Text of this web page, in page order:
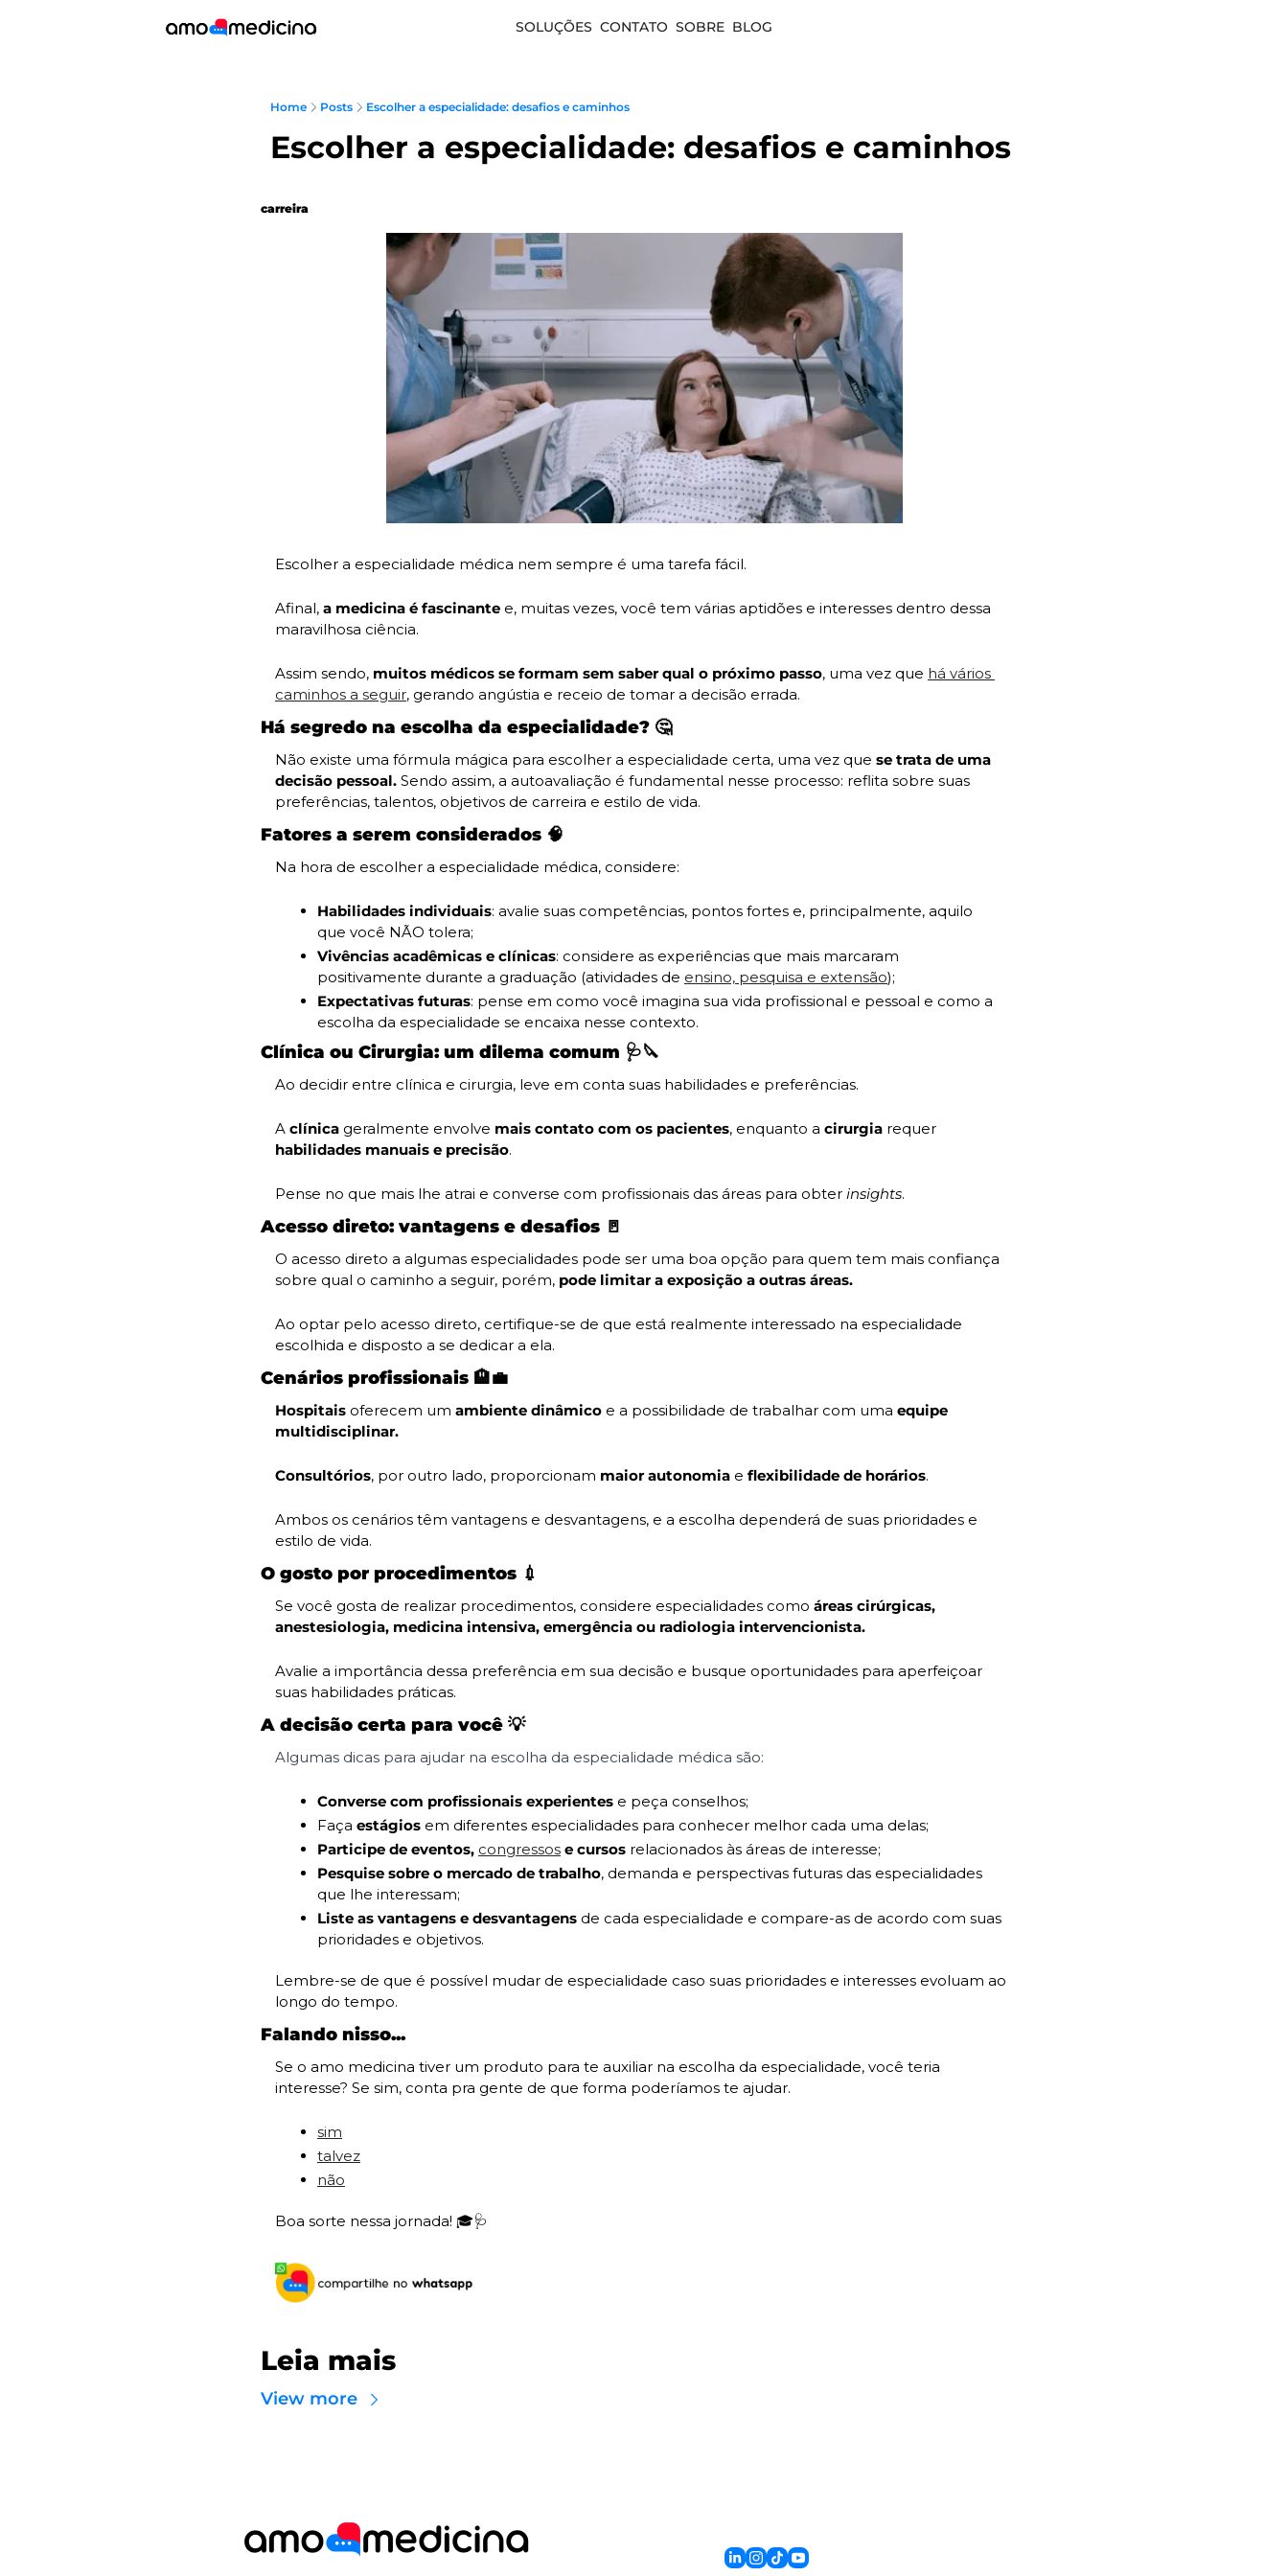
SOLUÇÕES CONTATO SOBRE BLOG
Home Posts Escolher a especialidade: desafios e caminhos
carreira
Escolher a especialidade médica nem sempre é uma tarefa fácil.
Afinal, a medicina é fascinante e, muitas vezes, você tem várias aptidões e interesses dentro dessa
maravilhosa ciência.
Assim sendo, muitos médicos se formam sem saber qual o próximo passo, uma vez que há vários
caminhos a seguir, gerando angústia e receio de tomar a decisão errada.
Há segredo na escolha da especialidade? 🤔
Não existe uma fórmula mágica para escolher a especialidade certa, uma vez que se trata de uma
decisão pessoal. Sendo assim, a autoavaliação é fundamental nesse processo: reflita sobre suas
preferências, talentos, objetivos de carreira e estilo de vida.
Fatores a serem considerados 🧠
Na hora de escolher a especialidade médica, considere:
Habilidades individuais: avalie suas competências, pontos fortes e, principalmente, aquilo
que você NÃO tolera;
Vivências acadêmicas e clínicas: considere as experiências que mais marcaram
positivamente durante a graduação (atividades de ensino, pesquisa e extensão);
Expectativas futuras: pense em como você imagina sua vida profissional e pessoal e como a
escolha da especialidade se encaixa nesse contexto.
Clínica ou Cirurgia: um dilema comum 🩺🔪
Ao decidir entre clínica e cirurgia, leve em conta suas habilidades e preferências.
A clínica geralmente envolve mais contato com os pacientes, enquanto a cirurgia
habilidades manuais e precisão.
Pense no que mais lhe atrai e converse com profissionais das áreas para obter insights.
Acesso direto: vantagens e desafios 🚪
O acesso direto a algumas especialidades pode ser uma boa opção para quem tem mais confiança
sobre qual o caminho a seguir, porém, pode limitar a exposição a outras áreas.
Ao optar pelo acesso direto, certifique-se de que está realmente interessado na especialidade
escolhida e disposto a se dedicar a ela.
Cenários profissionais 🏨💼
Hospitais oferecem um ambiente dinâmico e a possibilidade de trabalhar com uma equipe
multidisciplinar.
Consultórios, por outro lado, proporcionam maior autonomia e flexibilidade de horários.
Ambos os cenários têm vantagens e desvantagens, e a escolha dependerá de suas prioridades e
estilo de vida.
O gosto por procedimentos 💉
Se você gosta de realizar procedimentos, considere especialidades como áreas cirúrgicas,
anestesiologia, medicina intensiva, emergência ou radiologia intervencionista.
Avalie a importância dessa preferência em sua decisão e busque oportunidades para aperfeiçoar
suas habilidades práticas.
A decisão certa para você 💡
Algumas dicas para ajudar na escolha da especialidade médica são:
Converse com profissionais experientes e peça conselhos;
Faça estágios em diferentes especialidades para conhecer melhor cada uma delas;
Participe de eventos, congressos e cursos relacionados às áreas de interesse;
Pesquise sobre o mercado de trabalho, demanda e perspectivas futuras das especialidades
que lhe interessam;
Liste as vantagens e desvantagens de cada especialidade e compare-as de acordo com suas
prioridades e objetivos.
Lembre-se de que é possível mudar de especialidade caso suas prioridades e interesses evoluam ao
longo do tempo.
Falando nisso...
Se o amo medicina tiver um produto para te auxiliar na escolha da especialidade, você teria
interesse? Se sim, conta pra gente de que forma poderíamos te ajudar.
sim
talvez
não
Boa sorte nessa jornada! 🎓🩺
Leia mais
View more